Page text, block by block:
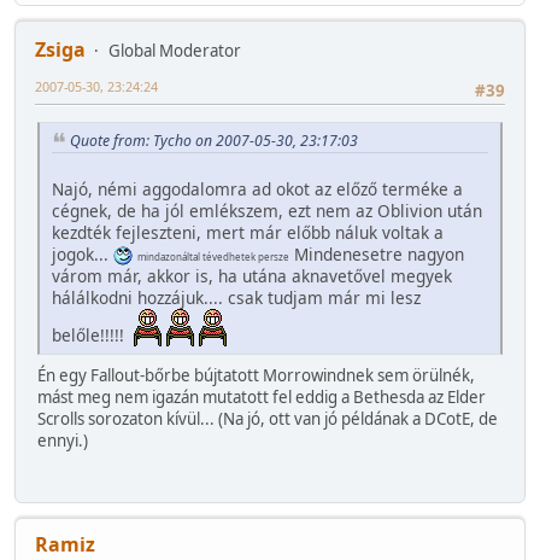
Zsiga
Global Moderator
#39
2007-05-30, 23:24:24
Quote from: Tycho on 2007-05-30, 23:17:03
Najó, némi aggodalomra ad okot az előző terméke a
cégnek, de ha jól emlékszem, ezt nem az Oblivion után
kezdték fejleszteni, mert már előbb náluk voltak a
jogok...
mindazonáltal tévedhetek persze Mindenesetre nagyon
várom már, akkor is, ha utána aknavetővel megyek
hálálkodni hozzájuk.... csak tudjam már mi lesz
belőle!!!!!
Én egy Fallout-bőrbe bújtatott Morrowindnek sem örülnék,
mást meg nem igazán mutatott fel eddig a Bethesda az Elder
Scrolls sorozaton kívül... (Na jó, ott van jó példának a DCotE, de
ennyi.)
Ramiz